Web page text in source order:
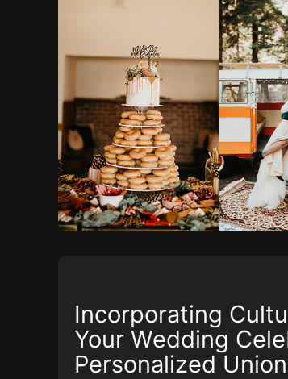
Incorporating
Your Wedding
Personalized